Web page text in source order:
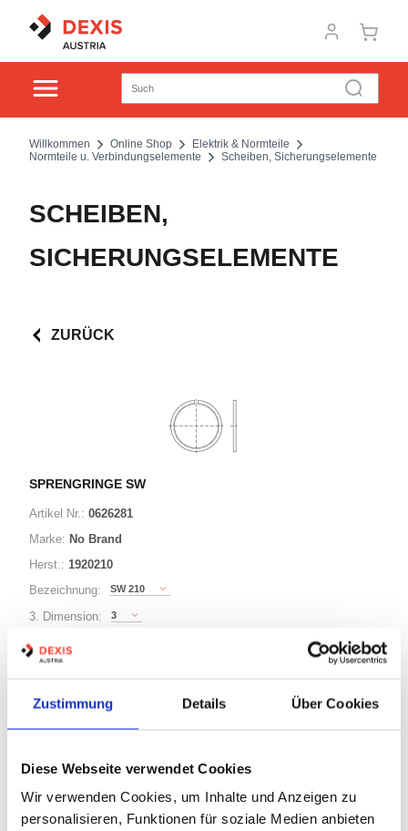
Zustimmung Details Über Cookies
Diese Webseite verwendet Cookies
Wir verwenden Cookies, um Inhalte und Anzeigen zu
personalisieren, Funktionen für soziale Medien anbieten
Willkommen Online Shop
Elektrik & Normteile
Normteile u. Verbindungselemente
Scheiben, Sicherungselemente
SCHEIBEN,
SICHERUNGSELEMENTE
ZURÜCK
SPRENGRINGE SW
Artikel Nr.: 0626281
Marke: No Brand
Herst.: 1920210
Bezeichnung:
SW 210
3. Dimension: 3
Ø:
63 Varianten
STK
Losgröße 50